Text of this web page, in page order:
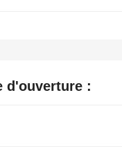
d'ouverture :